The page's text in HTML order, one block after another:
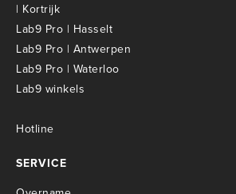
| Kortrijk
Lab9 Pro | Hasselt
Lab9 Pro | Antwerpen
Lab9 Pro | Waterloo
Lab9 winkels
Hotline
SERVICE